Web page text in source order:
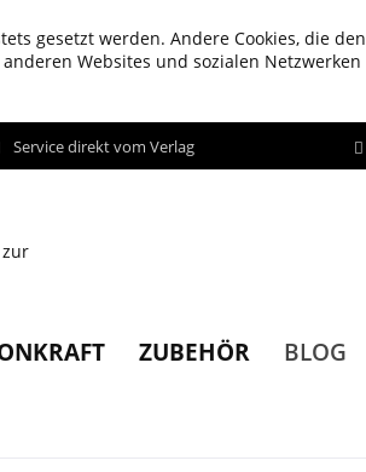
gesetzt werden. Andere Cookies, die den
Websites und sozialen Netzwerken
Service direkt vom Verlag
ZUBEHÖR BLOG